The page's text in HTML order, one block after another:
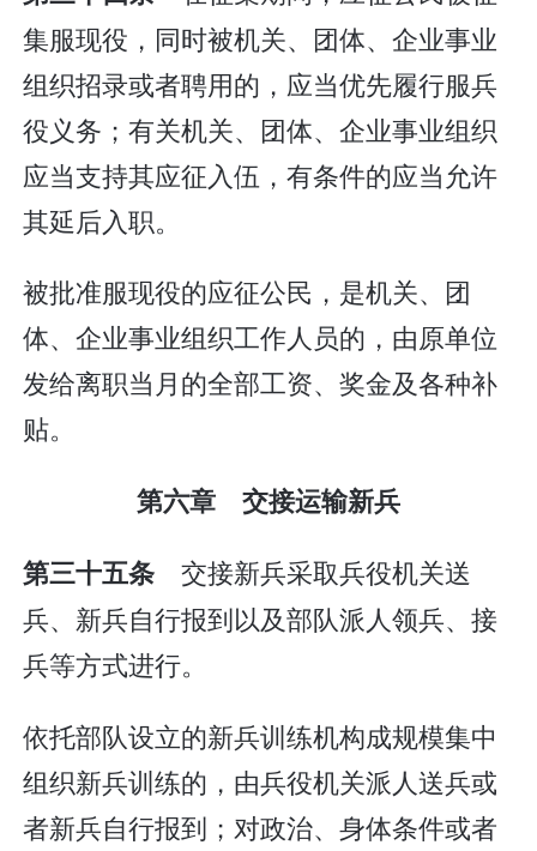
集服现役，同时被机关、团体、企业事业
组织招录或者聘用的，应当优先履行服兵
役义务；有关机关、团体、企业事业组织
应当支持其应征入伍，有条件的应当允许
其延后入职。
被批准服现役的应征公民，是机关、团
体、企业事业组织工作人员的，由原单位
发给离职当月的全部工资、奖金及各种补
贴。
第六章 交接运输新兵
第三十五条 交接新兵采取兵役机关送
兵、新兵自行报到以及部队派人领兵、接
兵等方式进行。
依托部队设立的新兵训练机构成规模集中
组织新兵训练的，由兵役机关派人送兵或
者新兵自行报到；对政治、身体条件或者